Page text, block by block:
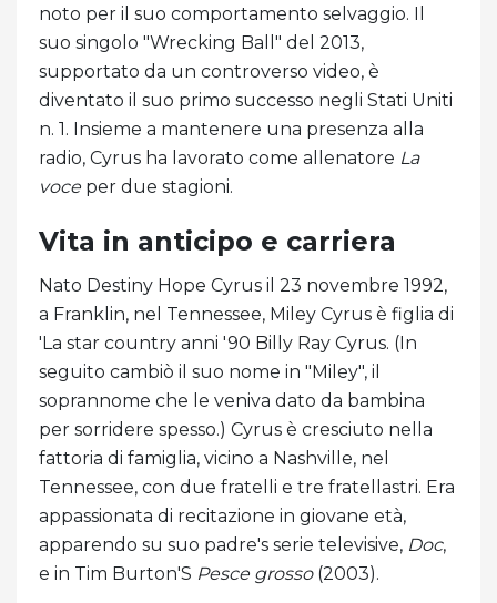
noto per il suo comportamento selvaggio. Il
suo singolo "Wrecking Ball" del 2013,
supportato da un controverso video, è
diventato il suo primo successo negli Stati Uniti
n. 1. Insieme a mantenere una presenza alla
radio, Cyrus ha lavorato come allenatore La
voceper due stagioni.
Vita in anticipo e carriera
Nato Destiny Hope Cyrus il 23 novembre 1992,
a Franklin, nel Tennessee, Miley Cyrus è figlia di
'La star country anni '90 Billy Ray Cyrus. (In
seguito cambiò il suo nome in "Miley", il
soprannome che le veniva dato da bambina
per sorridere spesso.) Cyrus è cresciuto nella
fattoria di famiglia, vicino a Nashville, nel
Tennessee, con due fratelli e tre fratellastri. Era
appassionata di recitazione in giovane età,
apparendo su suo padre's serie televisive, Doc,
e in Tim Burton'S Pesce grosso(2003).